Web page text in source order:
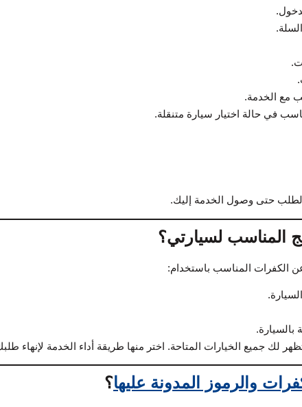
مع الخدمة.
في حالة اختيار سيارة متنقلة.
حتى وصول الخدمة إليك.
المناسب لسيارتي؟
الكفرات المناسب باستخدام:
بالسيارة.
لك جميع الخيارات المتاحة. اختر منها طريقة أداء الخدمة لإنهاء
والرموز المدونة عليها؟